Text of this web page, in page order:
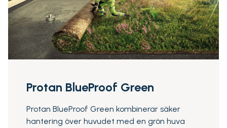
Protan BlueProof Green
Protan BlueProof Green kombinerar säker
hantering över huvudet med en grön huva